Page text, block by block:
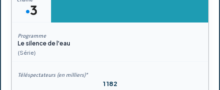
Le silence de l'eau
(Série)
1 182